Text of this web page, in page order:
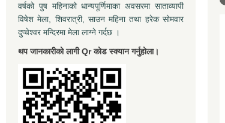
वर्षको पुष महिनाको धान्यपूर्णिमाका अवसरमा साताव्यापी
विषेश मेला, शिवरात्री, साउन महिना तथा हरेक सोमवार
दुप्चेश्वर मन्दिरमा मेला लाग्ने गर्दछ ।
थप जानकारीको लागी Qr कोड स्क्यान गर्नुहोला।